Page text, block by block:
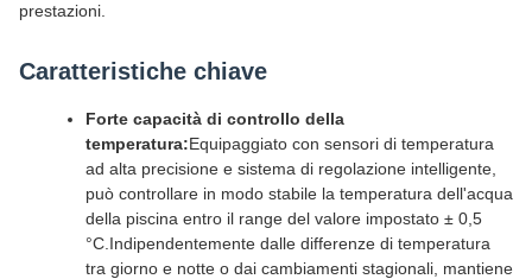
prestazioni.
Caratteristiche chiave
Forte capacità di controllo della
temperatura:Equipaggiato con sensori di temperatura
ad alta precisione e sistema di regolazione intelligente,
può controllare in modo stabile la temperatura dell'acqua
della piscina entro il range del valore impostato ± 0,5
°C.Indipendentemente dalle differenze di temperatura
tra giorno e notte o dai cambiamenti stagionali, mantiene